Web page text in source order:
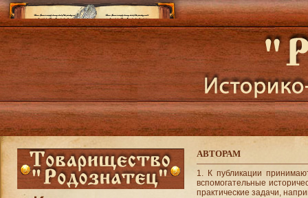
АВТОРАМ
1. К публикации
вспомогательные
практические задачи,